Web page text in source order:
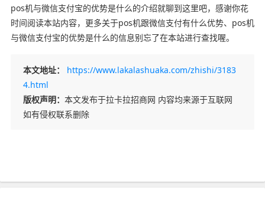
pos机与微信支付宝的优势是什么的介绍就聊到这里吧，感谢你花
时间阅读本站内容，更多关于pos机跟微信支付有什么优势、pos机
与微信支付宝的优势是什么的信息别忘了在本站进行查找喔。
本文地址：
https://www.lakalashuaka.com/zhishi/3183
4.html
版权声明： 本文发布于拉卡拉招商网 内容均来源于互联网
如有侵权联系删除